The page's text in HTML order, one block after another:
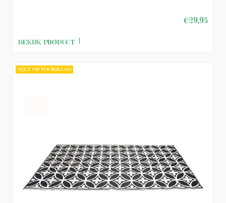
€29,95
BEKIJK PRODUCT
NIET OP VOORRAAD